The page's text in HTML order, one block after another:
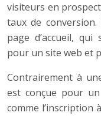
visiteurs en
taux de conversion.
page d’accueil,
pour un site web et
Contrairement à
est conçue pour
comme l’inscription